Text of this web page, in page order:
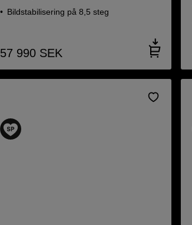
Bildstabilisering på 8,5 steg
57 990 SEK